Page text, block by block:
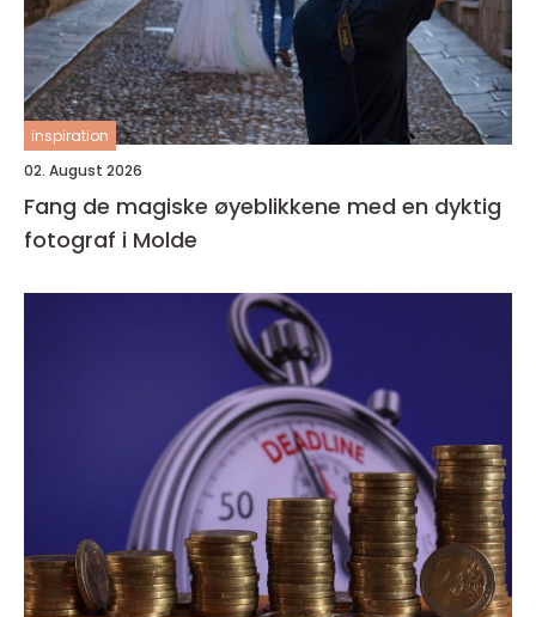
inspiration
02. August 2026
Fang de magiske øyeblikkene med en dyktig
fotograf i Molde